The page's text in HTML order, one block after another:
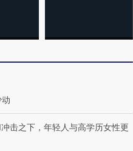
冲击之下，年轻人与高学历女性更